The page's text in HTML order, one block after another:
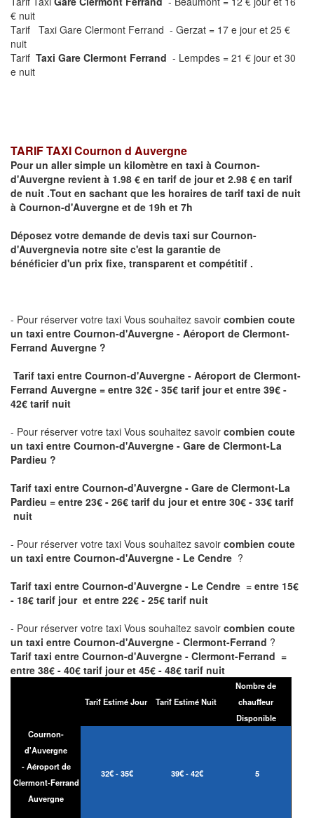
€ nuit
Tarif Taxi Gare Clermont Ferrand - Gerzat = 17 e jour et 25 €
nuit
Tarif Taxi Gare Clermont Ferrand - Lempdes = 21 € jour et 30
e nuit
TARIF TAXI Cournon d Auvergne
Pour un aller simple un kilomètre en taxi à Cournon-
d'Auvergne revient à 1.98 € en tarif de jour et 2.98 € en tarif
de nuit .Tout en sachant que les horaires de tarif taxi de nuit
à Cournon-d'Auvergne et de 19h et 7h
Déposez votre demande de devis taxi surCournon-
d'Auvergnevia notre site c'est la garantie de
bénéficier d'un prix fixe, transparent et compétitif .
- Pour réserver votre taxi Vous souhaitez savoir combien coute
un taxi entre Cournon-d'Auvergne - Aéroport de Clermont-
Ferrand Auvergne ?
Tarif taxi entre Cournon-d'Auvergne - Aéroport de Clermont-
Ferrand Auvergne = entre 32€ - 35€ tarif jour et entre 39€ -
42€ tarif nuit
- Pour réserver votre taxi Vous souhaitez savoir combien coute
un taxi entre Cournon-d'Auvergne - Gare de Clermont-La
Pardieu ?
Tarif taxi entre Cournon-d'Auvergne - Gare de Clermont-La
Pardieu = entre 23€ - 26€ tarif du jour et entre 30€ - 33€ tarif
nuit
- Pour réserver votre taxi Vous souhaitez savoir combien coute
un taxi entre Cournon-d'Auvergne - Le Cendre ?
Tarif taxi entre Cournon-d'Auvergne - Le Cendre = entre 15€
- 18€ tarif jour et entre 22€ - 25€ tarif nuit
- Pour réserver votre taxi Vous souhaitez savoir combien coute
un taxi entre Cournon-d'Auvergne - Clermont-Ferrand ?
Tarif taxi entre Cournon-d'Auvergne - Clermont-Ferrand =
entre 38€ - 40€ tarif jour et 45€ - 48€ tarif nuit
Tarif Estimé Jour Tarif Estimé Nuit
Nombre de
chauffeur
Disponible
Cournon-
d'Auvergne
- Aéroport de
Clermont-Ferrand
Auvergne
32€ - 35€ 39€ - 42€ 5